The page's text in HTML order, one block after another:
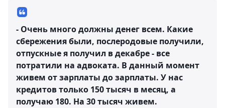
- Очень много должны денег всем. Какие
сбережения были, послеродовые получили,
отпускные я получил в декабре - все
потратили на адвоката. В данный момент
живем от зарплаты до зарплаты. У нас
кредитов только 150 тысяч в месяц, а
получаю 180. На 30 тысяч живем.